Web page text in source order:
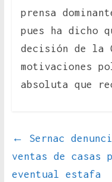
prensa
pues ha dicho
decisión de la
motivaciones
absoluta que
←
Sernac
ventas de casas
eventual estafa